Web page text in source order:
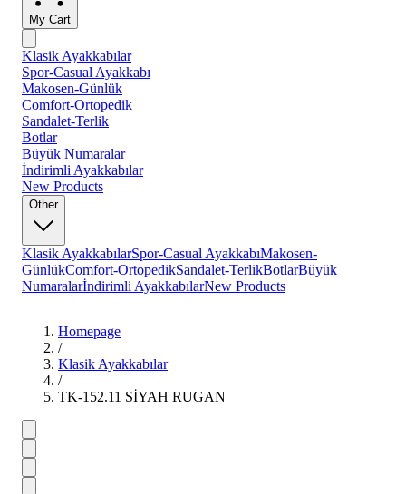
My Cart
Klasik Ayakkabılar
Spor-Casual Ayakkabı
Makosen-Günlük
Comfort-Ortopedik
Sandalet-Terlik
Botlar
Büyük Numaralar
İndirimli Ayakkabılar
New Products
Other
Klasik AyakkabılarSpor-Casual AyakkabıMakosen-
GünlükComfort-OrtopedikSandalet-TerlikBotlarBüyük
Numaralarİndirimli AyakkabılarNew Products
Homepage
/
Klasik Ayakkabılar
/
TK-152.11 SİYAH RUGAN